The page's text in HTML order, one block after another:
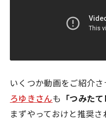
いくつか動画をご紹介さ
ろゆきさんも 「つみたて
まずやっておけと推奨さ